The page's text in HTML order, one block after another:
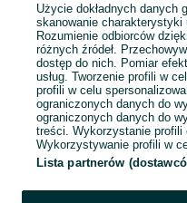
Popularne wyszukiwania
Użycie dokładnych danych
skanowanie
Rozumienie odbiorców
różnych źródeł.
dostęp do nich. Pomiar
usług. Tworzenie profili w
profili w celu
ograniczonych danych do
ograniczonych danych do
treści. Wykorzystanie profili
Wykorzystywanie profili w
Lista partnerów